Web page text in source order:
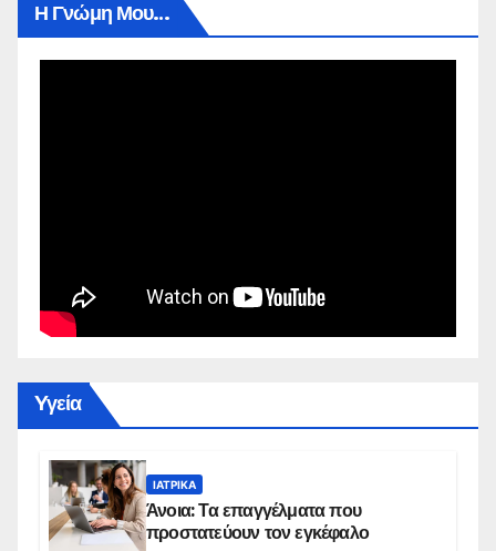
Η Γνώμη Μου…
Yγεία
ΙΑΤΡΙΚΆ
Άνοια: Τα επαγγέλματα που
προστατεύουν τον εγκέφαλο